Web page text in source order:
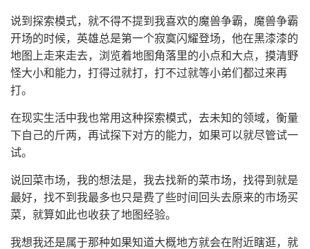
说到探索模式，就不得不提到我喜欢的魔兽争霸，魔兽争霸
开场的时候，英雄总是第一个寂寞闪耀登场，他在黑漆漆的
地图上走来走去，浏览着地图角落里的小点和大点，摸清野
怪大小和能力，打得过就打，打不过就等小弟们都过来再
打。
在现实生活中我也常用这种探索模式，去未知的领域，衡量
下自己的斤两，再试探下对方的能力，如果可以就尽管试一
试。
说回菜市场，我的想法是，我去找新的菜市场，找得到就是
最好，找不到我最多也只是费了些时间回头去原来的市场买
菜，就算如此也收获了地图经验。
我想我还是属于那种如果知道大概地方就会在附近瞎逛，就